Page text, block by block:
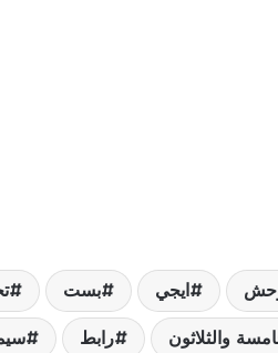
ايجي بست
والثلاثون رابط